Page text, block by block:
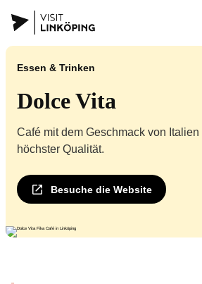
Essen & Trinken
Dolce Vita
Café mit dem Geschmack von
höchster Qualität.
Besuche die Website